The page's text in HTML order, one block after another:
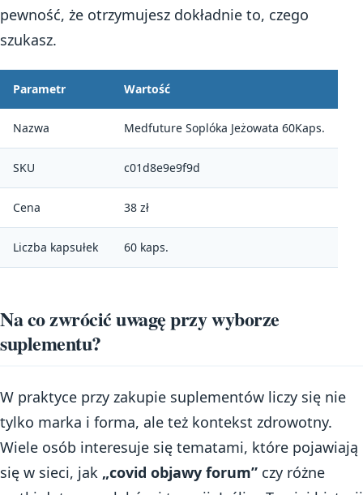
pewność, że otrzymujesz dokładnie to, czego
szukasz.
Parametr Wartość
Nazwa Medfuture Soplóka Jeżowata 60Kaps.
SKU c01d8e9e9f9d
Cena 38 zł
Liczba kapsułek 60 kaps.
Na co zwrócić uwagę przy wyborze
suplementu?
W praktyce przy zakupie suplementów liczy się nie
tylko marka i forma, ale też kontekst zdrowotny.
Wiele osób interesuje się tematami, które pojawiają
się w sieci, jak „covid objawy forum” czy różne